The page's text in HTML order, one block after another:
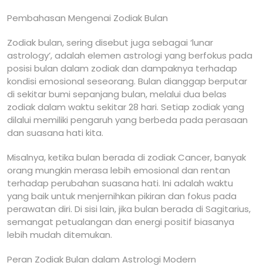
Pembahasan Mengenai Zodiak Bulan
Zodiak bulan, sering disebut juga sebagai ‘lunar
astrology’, adalah elemen astrologi yang berfokus pada
posisi bulan dalam zodiak dan dampaknya terhadap
kondisi emosional seseorang. Bulan dianggap berputar
di sekitar bumi sepanjang bulan, melalui dua belas
zodiak dalam waktu sekitar 28 hari. Setiap zodiak yang
dilalui memiliki pengaruh yang berbeda pada perasaan
dan suasana hati kita.
Misalnya, ketika bulan berada di zodiak Cancer, banyak
orang mungkin merasa lebih emosional dan rentan
terhadap perubahan suasana hati. Ini adalah waktu
yang baik untuk menjernihkan pikiran dan fokus pada
perawatan diri. Di sisi lain, jika bulan berada di Sagitarius,
semangat petualangan dan energi positif biasanya
lebih mudah ditemukan.
Peran Zodiak Bulan dalam Astrologi Modern